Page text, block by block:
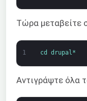
Τώρα μεταβείτε
1 cd drupal*
Αντιγράψτε όλα